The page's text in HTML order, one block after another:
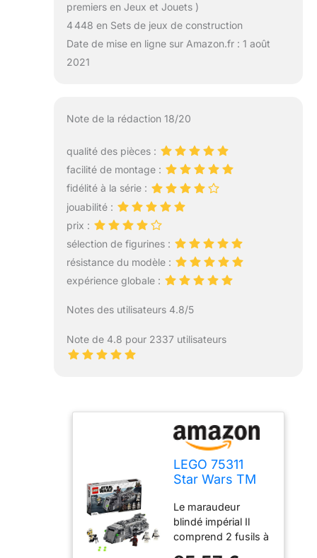
premiers en Jeux et Jouets )
4 448 en Sets de jeux de construction
Date de mise en ligne sur Amazon.fr : 1 août
2021
Note de la rédaction 18/20
qualité des pièces :
facilité de montage :
fidélité à la série :
jouabilité :
prix :
sélection de figurines :
résistance du modèle :
expérience globale :
Notes des utilisateurs 4.8/5
Note de 4.8 pour 2337 utilisateurs
LEGO 75311
Star Wars TM
blindé impérial
Le maraudeur
blindé impérial Il
comprend 2 fusils à